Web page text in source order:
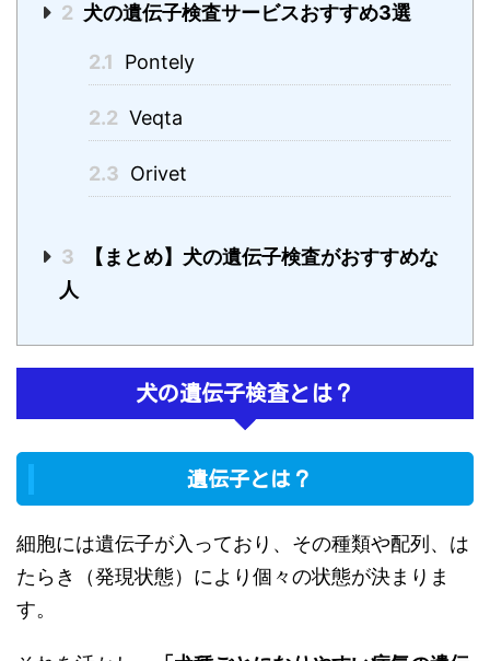
2 犬の遺伝子検査サービスおすすめ3選
2.1 Pontely
2.2 Veqta
2.3 Orivet
3
【まとめ】犬の遺伝子検査がおすすめな
人
犬の遺伝子検査とは？
遺伝子とは？
細胞には遺伝子が入っており、その種類や配列、は
たらき（発現状態）により個々の状態が決まりま
す。